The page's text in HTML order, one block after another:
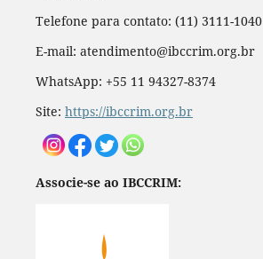
Telefone para contato: (11) 3111-1040
E-mail: atendimento@ibccrim.org.br
WhatsApp: +55 11 94327-8374
Site: https://ibccrim.org.br
Associe-se ao IBCCRIM: